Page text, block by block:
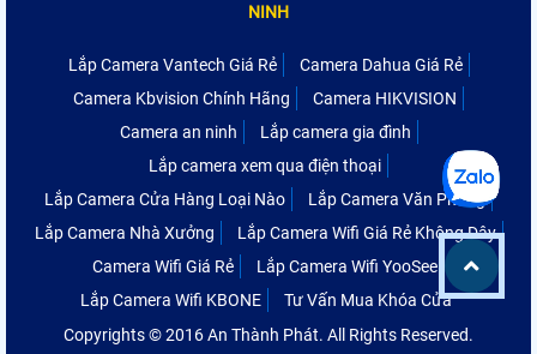
NINH
Lắp Camera Vantech Giá Rẻ
Camera Dahua Giá Rẻ
Camera Kbvision Chính Hãng
Camera HIKVISION
Camera an ninh
Lắp camera gia đình
Lắp camera xem qua điện thoại
Lắp Camera Cửa Hàng Loại Nào
Lắp Camera Văn Phòng
Lắp Camera Nhà Xưởng
Lắp Camera Wifi Giá Rẻ Không Dây
Camera Wifi Giá Rẻ
Lắp Camera Wifi YooSee
Lắp Camera Wifi KBONE
Tư Vấn Mua Khóa Cửa
Copyrights © 2016 An Thành Phát. All Rights Reserved.